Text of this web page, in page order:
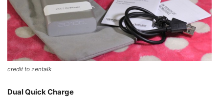
credit to zentalk
Dual Quick Charge